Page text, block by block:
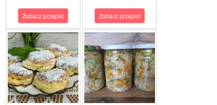
Zobacz przepis! Zobacz przepis!